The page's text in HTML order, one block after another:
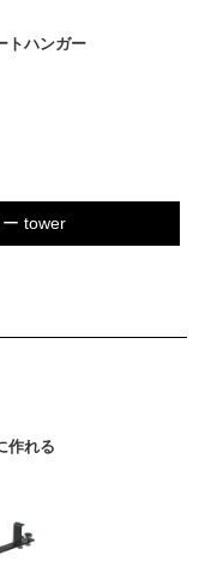
トハンガー
tower
作れる